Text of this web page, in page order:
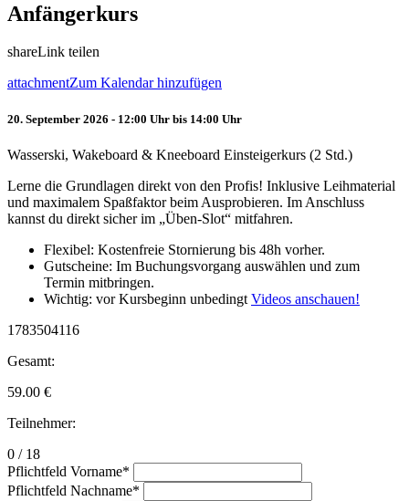
Anfängerkurs
shareLink teilen
attachmentZum Kalendar hinzufügen
20. September 2026 - 12:00 Uhr bis 14:00 Uhr
Wasserski, Wakeboard & Kneeboard Einsteigerkurs (2 Std.)
Lerne die Grundlagen direkt von den Profis! Inklusive Leihmaterial
und maximalem Spaßfaktor beim Ausprobieren. Im Anschluss
kannst du direkt sicher im „Üben-Slot“ mitfahren.
Flexibel: Kostenfreie Stornierung bis 48h vorher.
Gutscheine: Im Buchungsvorgang auswählen und zum
Termin mitbringen.
Wichtig: vor Kursbeginn unbedingt Videos anschauen!
1783504116
Gesamt:
59.00 €
Teilnehmer:
0 / 18
Pflichtfeld Vorname*
Pflichtfeld Nachname*